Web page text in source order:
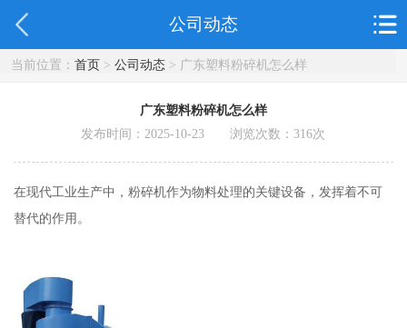
公司动态
当前位置： 首页> 公司动态> 广东塑料粉碎机怎么样
广东塑料粉碎机怎么样
发布时间：2025-10-23 浏览次数：316次
在现代工业生产中，粉碎机作为物料处理的关键设备，发挥着不可
替代的作用。